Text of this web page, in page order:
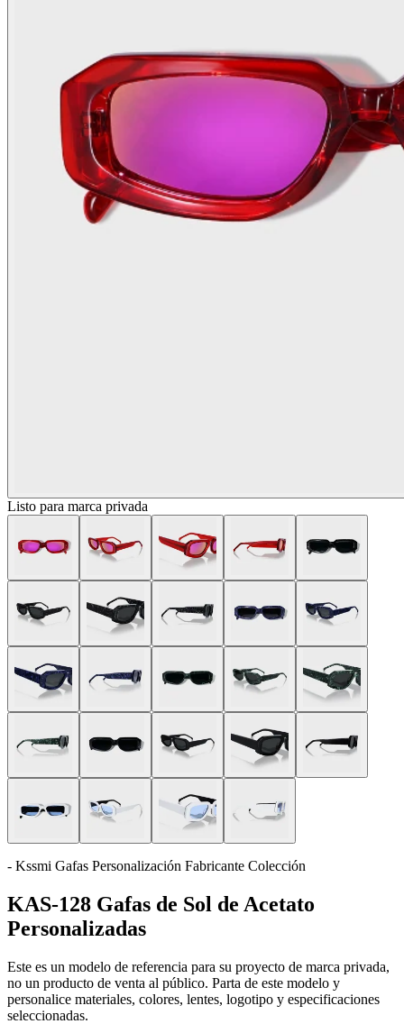
Listo para marca privada
- Kssmi Gafas Personalización Fabricante Colección
KAS-128 Gafas de Sol de Acetato
Personalizadas
Este es un modelo de referencia para su proyecto de marca privada,
no un producto de venta al público. Parta de este modelo y
personalice materiales, colores, lentes, logotipo y especificaciones
seleccionadas.